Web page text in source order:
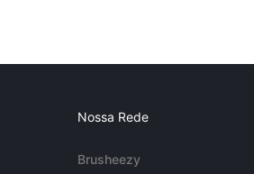
Nossa Rede
Brusheezy